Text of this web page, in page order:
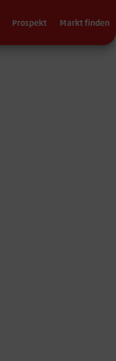
Prospekt Markt finden